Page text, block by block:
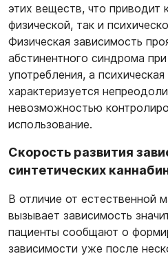
этих веществ, что приводит
физической, так и
Физическая зависимость
абстинентного синдрома
употребления, а
характеризуется
невозможностью
использование.
Скорость развития
синтетических
В отличие от естественной
вызывает зависимость
пациенты сообщают о
зависимости уже после